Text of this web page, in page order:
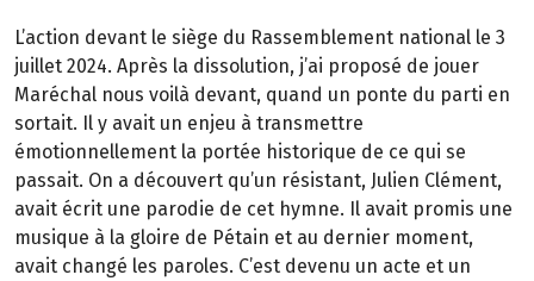
L’action devant le siège du Rassemblement national le 3
juillet 2024. Après la dissolution, j’ai proposé de jouer
Maréchal nous voilà devant, quand un ponte du parti en
sortait. Il y avait un enjeu à transmettre
émotionnellement la portée historique de ce qui se
passait. On a découvert qu’un résistant, Julien Clément,
avait écrit une parodie de cet hymne. Il avait promis une
musique à la gloire de Pétain et au dernier moment,
avait changé les paroles. C’est devenu un acte et un